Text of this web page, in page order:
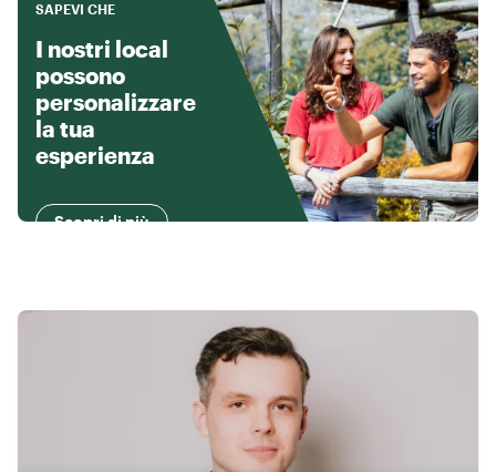
SAPEVI CHE
I nostri local
possono
personalizzare
la tua
esperienza
Scopri di più